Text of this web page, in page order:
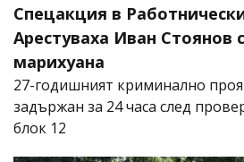
Спецакция в
Арестуваха Иван Стоянов
марихуана
27-годишният криминално
задържан за 24 часа след
блок 12